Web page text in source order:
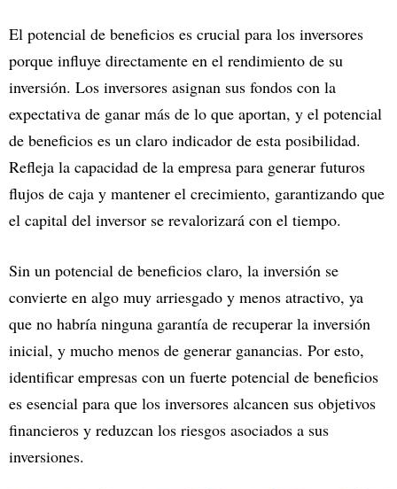
El potencial de beneficios es crucial para los inversores
porque influye directamente en el rendimiento de su
inversión. Los inversores asignan sus fondos con la
expectativa de ganar más de lo que aportan, y el potencial
de beneficios es un claro indicador de esta posibilidad.
Refleja la capacidad de la empresa para generar futuros
flujos de caja y mantener el crecimiento, garantizando que
el capital del inversor se revalorizará con el tiempo.
Sin un potencial de beneficios claro, la inversión se
convierte en algo muy arriesgado y menos atractivo, ya
que no habría ninguna garantía de recuperar la inversión
inicial, y mucho menos de generar ganancias. Por esto,
identificar empresas con un fuerte potencial de beneficios
es esencial para que los inversores alcancen sus objetivos
financieros y reduzcan los riesgos asociados a sus
inversiones.